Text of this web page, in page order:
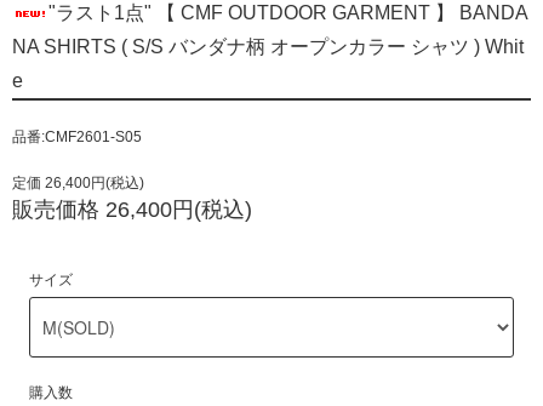
"ラスト1点" 【 CMF OUTDOOR GARMENT 】 BANDA
NA SHIRTS ( S/S バンダナ柄 オープンカラー シャツ ) Whit
e
品番:CMF2601-S05
定価 26,400円(税込)
販売価格 26,400円(税込)
サイズ
購入数